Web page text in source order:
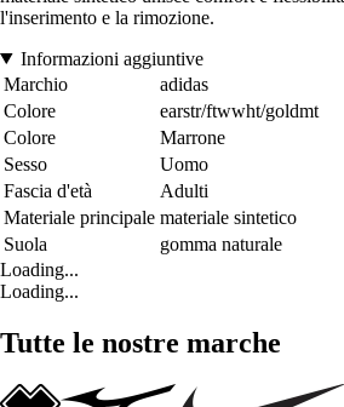
l'inserimento e la rimozione.
Informazioni aggiuntive
Marchio
adidas
Colore
earstr/ftwwht/goldmt
Colore
Marrone
Sesso
Uomo
Fascia d'età
Adulti
Materiale principale materiale sintetico
Suola
gomma naturale
Loading...
Loading...
Tutte le nostre marche